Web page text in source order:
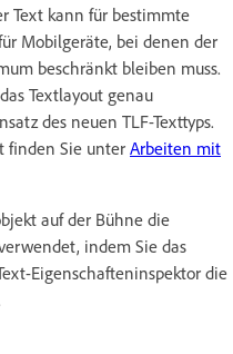
Text kann für bestimmte
Mobilgeräte, bei denen der
beschränkt bleiben muss.
Textlayout genau
des neuen TLF-Texttyps.
finden Sie unter Arbeiten mit
auf der Bühne die
indem Sie das
Eigenschafteninspektor die